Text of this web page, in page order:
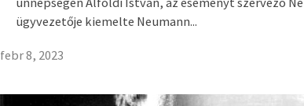
ügyvezetője kiemelte Neumann...
febr 8, 2023